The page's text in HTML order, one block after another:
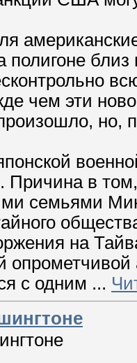
полигоне
чем эти
но,
Причина в
семьями
на
с одним ...